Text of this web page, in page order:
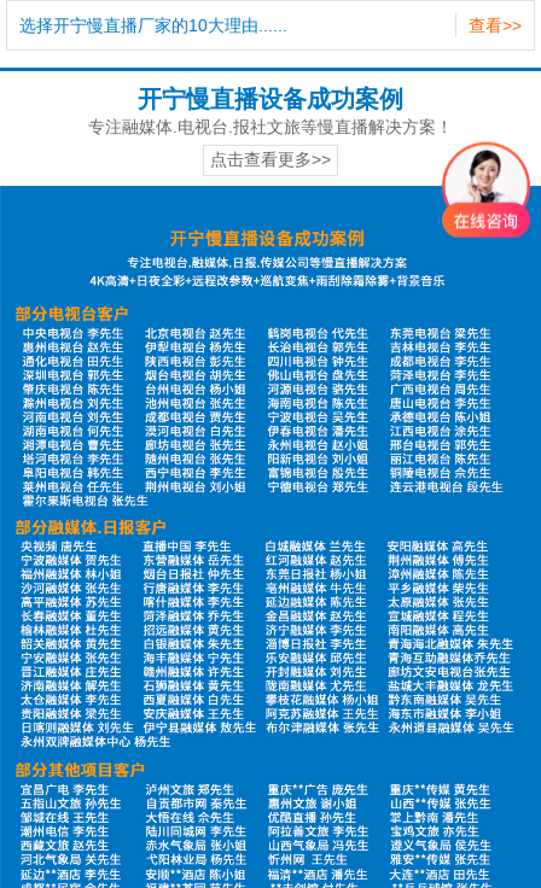
查看>>
选择开宁慢直播厂家的10大理由......
开宁慢直播设备成功案例
专注融媒体.电视台.报社文旅等慢直播解决方案！
点击查看更多>>